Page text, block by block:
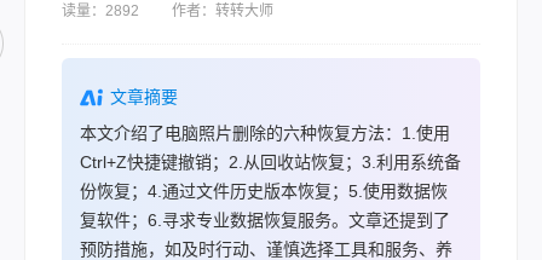
读量：2892 作者：转转大师
文章摘要
本文介绍了电脑照片删除的六种恢复方法：1.使用
Ctrl+Z快捷键撤销；2.从回收站恢复；3.利用系统备
份恢复；4.通过文件历史版本恢复；5.使用数据恢
复软件；6.寻求专业数据恢复服务。文章还提到了
预防措施，如及时行动、谨慎选择工具和服务、养